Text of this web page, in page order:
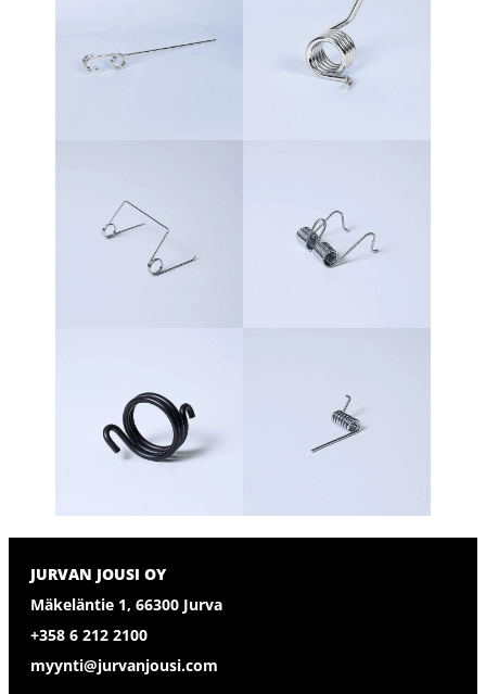
JURVAN JOUSI OY
Mäkeläntie 1, 66300 Jurva
+358 6 212 2100
myynti@jurvanjousi.com